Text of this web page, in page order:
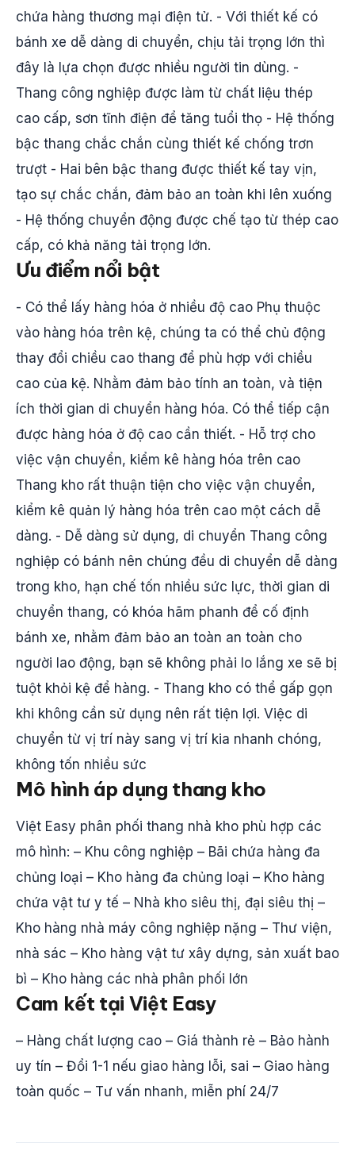
chứa hàng thương mại điện tử. - Với thiết kế có
bánh xe dễ dàng di chuyển, chịu tải trọng lớn thì
đây là lựa chọn được nhiều người tin dùng. -
Thang công nghiệp được làm từ chất liệu thép
cao cấp, sơn tĩnh điện để tăng tuổi thọ - Hệ thống
bậc thang chắc chắn cùng thiết kế chống trơn
trượt - Hai bên bậc thang được thiết kế tay vịn,
tạo sự chắc chắn, đảm bảo an toàn khi lên xuống
- Hệ thống chuyển động được chế tạo từ thép cao
cấp, có khả năng tải trọng lớn.
Ưu điểm nổi bật
- Có thể lấy hàng hóa ở nhiều độ cao Phụ thuộc
vào hàng hóa trên kệ, chúng ta có thể chủ động
thay đổi chiều cao thang để phù hợp với chiều
cao của kệ. Nhằm đảm bảo tính an toàn, và tiện
ích thời gian di chuyển hàng hóa. Có thể tiếp cận
được hàng hóa ở độ cao cần thiết. - Hỗ trợ cho
việc vận chuyển, kiểm kê hàng hóa trên cao
Thang kho rất thuận tiện cho việc vận chuyển,
kiểm kê quản lý hàng hóa trên cao một cách dễ
dàng. - Dễ dàng sử dụng, di chuyển Thang công
nghiệp có bánh nên chúng đều di chuyển dễ dàng
trong kho, hạn chế tốn nhiều sức lực, thời gian di
chuyển thang, có khóa hãm phanh để cố định
bánh xe, nhằm đảm bảo an toàn an toàn cho
người lao động, bạn sẽ không phải lo lắng xe sẽ bị
tuột khỏi kệ để hàng. - Thang kho có thể gấp gọn
khi không cần sử dụng nên rất tiện lợi. Việc di
chuyển từ vị trí này sang vị trí kia nhanh chóng,
không tốn nhiều sức
Mô hình áp dụng thang kho
Việt Easy phân phối thang nhà kho phù hợp các
mô hình: – Khu công nghiệp – Bãi chứa hàng đa
chủng loại – Kho hàng đa chủng loại – Kho hàng
chứa vật tư y tế – Nhà kho siêu thị, đại siêu thị –
Kho hàng nhà máy công nghiệp nặng – Thư viện,
nhà sác – Kho hàng vật tư xây dựng, sản xuất bao
bì – Kho hàng các nhà phân phối lớn
Cam kết tại Việt Easy
– Hàng chất lượng cao – Giá thành rẻ – Bảo hành
uy tín – Đổi 1-1 nếu giao hàng lỗi, sai – Giao hàng
toàn quốc – Tư vấn nhanh, miễn phí 24/7